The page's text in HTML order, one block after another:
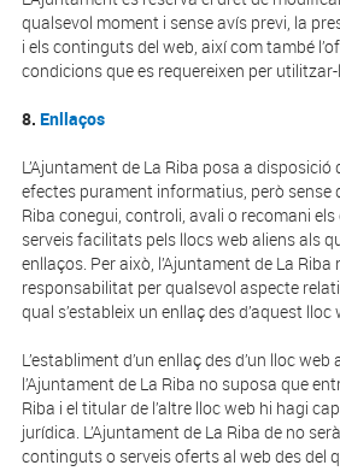
qualsevol moment i sense avís previ, la
i els continguts del web, així com també
condicions que es requereixen per utilitzar-
8. Enllaços
L’Ajuntament de La Riba posa a
efectes purament informatius, però sense
Riba conegui, controli, avali o recomani
serveis facilitats pels llocs web aliens als
enllaços. Per això, l’Ajuntament de La
responsabilitat per qualsevol aspecte
qual s’estableix un enllaç des d’aquest lloc
L’establiment d’un enllaç des d’un lloc
l’Ajuntament de La Riba no suposa que
Riba i el titular de l’altre lloc web hi hagi
jurídica. L’Ajuntament de La Riba de no
continguts o serveis oferts al web des del